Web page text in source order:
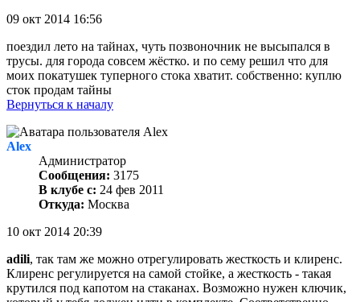
09 окт 2014 16:56
поездил лето на тайнах, чуть позвоночник не высыпался в
трусы. для города совсем жёстко. и по сему решил что для
моих покатушек туперного стока хватит. собственно: куплю
сток продам тайны
Вернуться к началу
Alex
Администратор
Сообщения: 3175
В клубе с: 24 фев 2011
Откуда: Москва
10 окт 2014 20:39
adili, так там же можно отрегулировать жесткость и клиренс.
Клиренс регулируется на самой стойке, а жесткость - такая
крутился под капотом на стаканах. Возможно нужен ключик,